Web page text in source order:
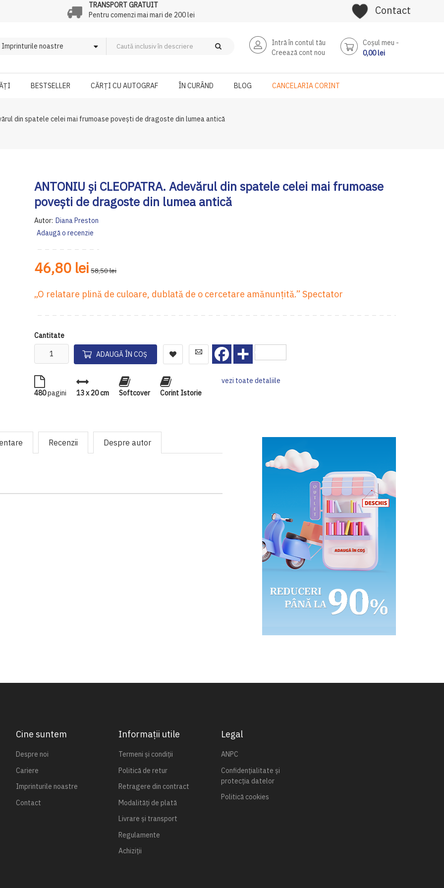
TRANSPORT GRATUIT
Pentru comenzi mai mari de 200 lei
Contact
Intră în contul tău
Creează cont nou
Coşul meu
0,00 lei
BESTSELLER CĂRȚI CU AUTOGRAF ÎN CURÂND BLOG CANCELARIA CORINT
din spatele celei mai frumoase poveşti de dragoste din lumea antică
ANTONIU și CLEOPATRA. Adevărul din spatele celei mai frumoase
poveşti de dragoste din lumea antică
Autor: Diana Preston
Adaugă o recenzie
46,80 lei 58,50 lei
„O relatare plină de culoare, dublată de o cercetare amănunţită.” Spectator
Cantitate
ADAUGĂ ÎN COȘ
Facebook
480pagini 13 x 20 cm Softcover Corint Istorie
vezi toate detaliile
Recenzii Despre autor
Cine suntem
Despre noi
Cariere
Imprinturile noastre
Contact
Informații utile
Termeni și condiții
Politică de retur
Retragere din contract
Modalități de plată
Livrare și transport
Regulamente
Achiziții
Legal
ANPC
Confidențialitate și
protecția datelor
Politică cookies